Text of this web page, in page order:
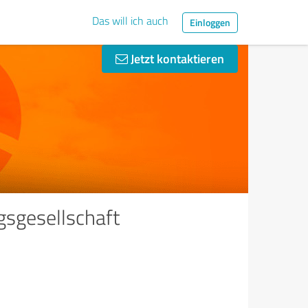
Das will ich auch Einloggen
Jetzt kontaktieren